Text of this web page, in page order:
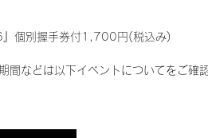
』個別握手券付1,700円(税込み)
間などは以下イベントについてをご確